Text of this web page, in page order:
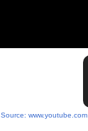
Source: www.youtube.com